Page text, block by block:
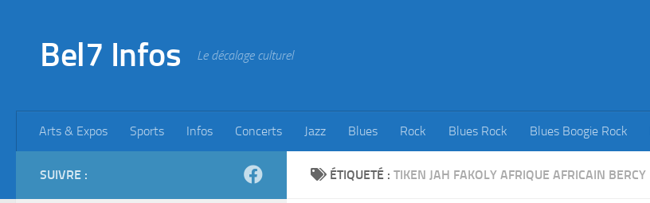
Bel7 Infos Le décalage culturel
Arts & Expos Sports Infos Concerts Jazz Blues Rock Blues Rock Blues Boogie Rock
ÉTIQUETÉ : TIKEN JAH FAKOLY AFRIQUE AFRICAIN BERCY
SUIVRE :